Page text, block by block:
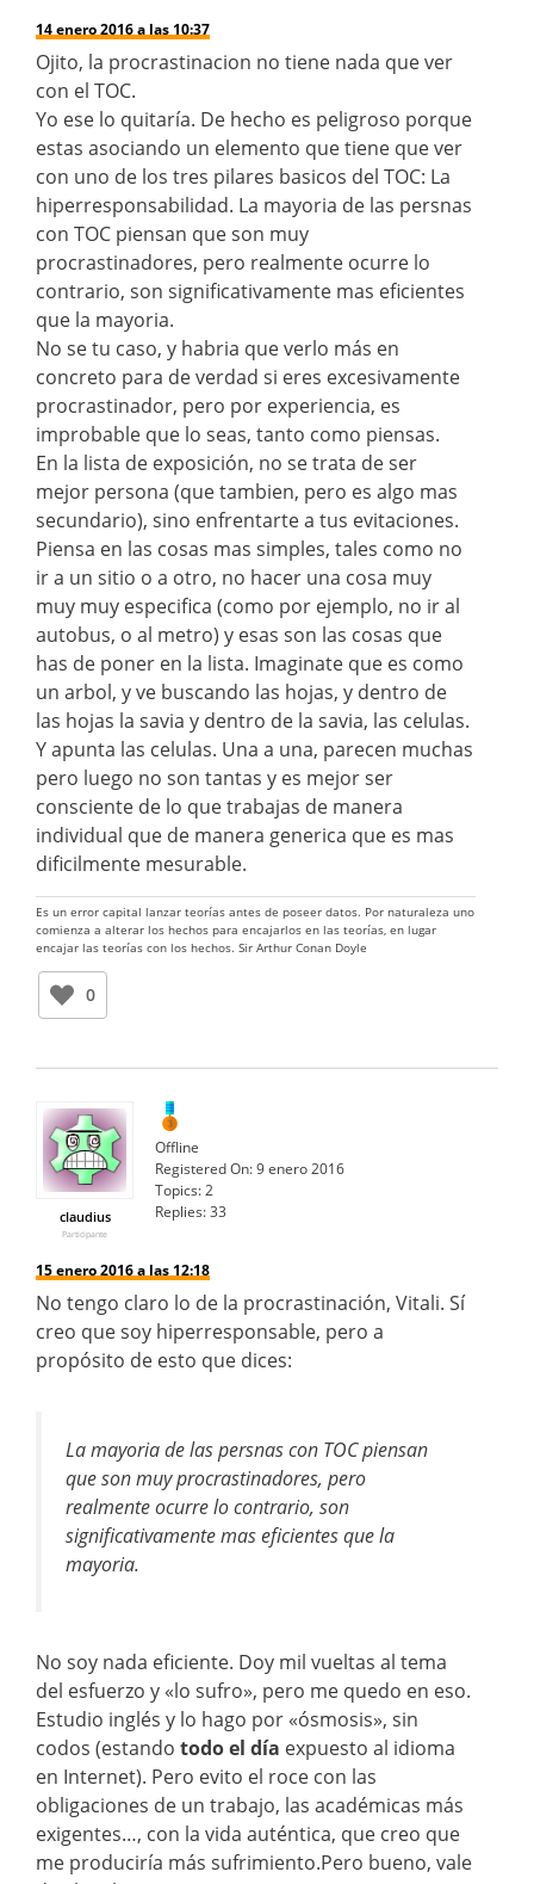
14 enero 2016 a las 10:37
Ojito, la procrastinacion no tiene nada que ver
con el TOC.
Yo ese lo quitaría. De hecho es peligroso porque
estas asociando un elemento que tiene que ver
con uno de los tres pilares basicos del TOC: La
hiperresponsabilidad. La mayoria de las persnas
con TOC piensan que son muy
procrastinadores, pero realmente ocurre lo
contrario, son significativamente mas eficientes
que la mayoria.
No se tu caso, y habria que verlo más en
concreto para de verdad si eres excesivamente
procrastinador, pero por experiencia, es
improbable que lo seas, tanto como piensas.
En la lista de exposición, no se trata de ser
mejor persona (que tambien, pero es algo mas
secundario), sino enfrentarte a tus evitaciones.
Piensa en las cosas mas simples, tales como no
ir a un sitio o a otro, no hacer una cosa muy
muy muy especifica (como por ejemplo, no ir al
autobus, o al metro) y esas son las cosas que
has de poner en la lista. Imaginate que es como
un arbol, y ve buscando las hojas, y dentro de
las hojas la savia y dentro de la savia, las celulas.
Y apunta las celulas. Una a una, parecen muchas
pero luego no son tantas y es mejor ser
consciente de lo que trabajas de manera
individual que de manera generica que es mas
dificilmente mesurable.
Es un error capital lanzar teorías antes de poseer datos. Por naturaleza uno
comienza a alterar los hechos para encajarlos en las teorías, en lugar
encajar las teorías con los hechos. Sir Arthur Conan Doyle
0
claudius
Participante
Offline
Registered On:9 enero 2016
Topics:2
Replies:33
15 enero 2016 a las 12:18
No tengo claro lo de la procrastinación, Vitali. Sí
creo que soy hiperresponsable, pero a
propósito de esto que dices:
La mayoria de las persnas con TOC piensan
que son muy procrastinadores, pero
realmente ocurre lo contrario, son
significativamente mas eficientes que la
mayoria.
No soy nada eficiente. Doy mil vueltas al tema
del esfuerzo y «lo sufro», pero me quedo en eso.
Estudio inglés y lo hago por «ósmosis», sin
codos (estando todo el día expuesto al idioma
en Internet). Pero evito el roce con las
obligaciones de un trabajo, las académicas más
exigentes…, con la vida auténtica, que creo que
me produciría más sufrimiento.Pero bueno, vale